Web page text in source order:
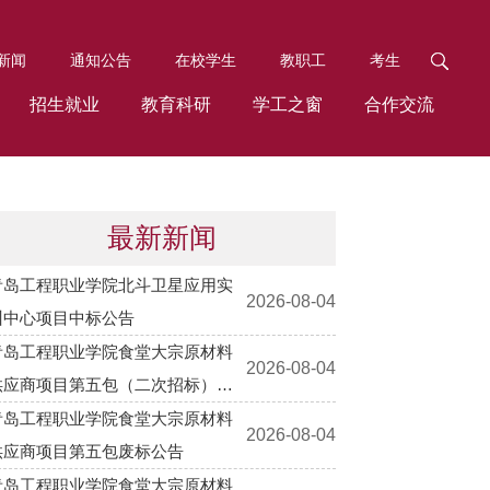
闻 通知公告 在校学生 教职工 考生
招生就业 教育科研 学工之窗 合作交流
最新新闻